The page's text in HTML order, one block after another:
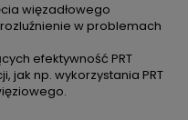
więzadłowego
w problemach
efektywność PRT
jak np. wykorzystania PRT